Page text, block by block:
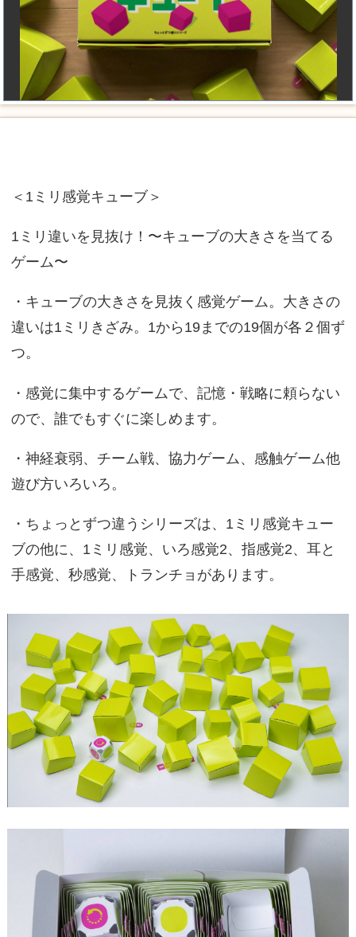
＜1ミリ感覚キューブ＞
1ミリ違いを見抜け！〜キューブの大きさを当てる
ゲーム〜
・キューブの大きさを見抜く感覚ゲーム。大きさの
違いは1ミリきざみ。1から19までの19個が各２個ず
つ。
・感覚に集中するゲームで、記憶・戦略に頼らない
ので、誰でもすぐに楽しめます。
・神経衰弱、チーム戦、協力ゲーム、感触ゲーム他
遊び方いろいろ。
・ちょっとずつ違うシリーズは、1ミリ感覚キュー
ブの他に、1ミリ感覚、いろ感覚2、指感覚2、耳と
手感覚、秒感覚、トランチョがあります。